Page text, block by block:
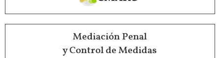
Mediación Penal
y Control de Medidas